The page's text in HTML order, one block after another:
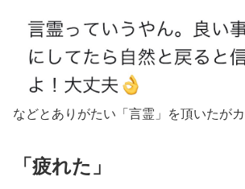
などとありがたい「言霊」を頂いたが
「疲れた」